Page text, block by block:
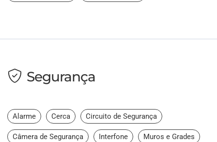
Segurança
Alarme Cerca Circuito de Segurança
Câmera de Segurança Interfone Muros e Grades